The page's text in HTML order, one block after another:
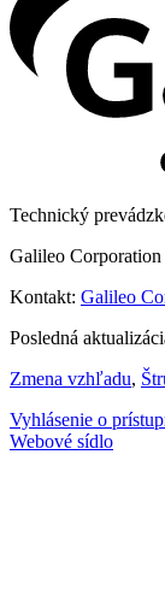
Technický
Galileo
Kontakt: Galileo
Posledná
Zmena vzhľadu,
Vyhlásenie o
Webové sídlo